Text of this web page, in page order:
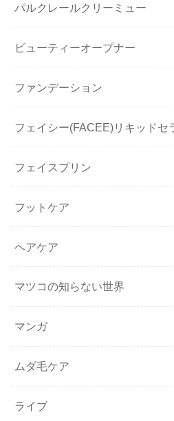
パルクレールクリーミュー
ビューティーオープナー
ファンデーション
フェイシー(FACEE)リキッドセ
フェイスプリン
フットケア
ヘアケア
マツコの知らない世界
マンガ
ムダ毛ケア
ライブ